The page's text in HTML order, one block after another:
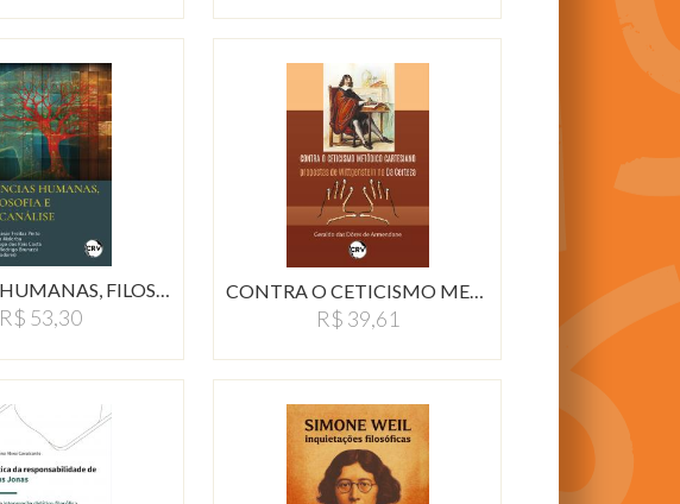
CIÊNCIAS HUMANAS, FILOSOFIA…
R$ 53,30 R$ 39,61